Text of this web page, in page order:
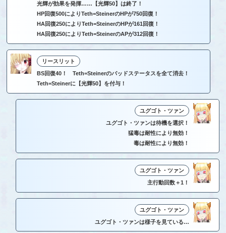
光輝が効果を発揮……【光輝50】は終了！
HP回復500によりTeth=SteinerのHPが750回復！
HA回復250によりTeth=SteinerのHPが161回復！
HA回復250によりTeth=SteinerのAPが312回復！
リースリット
BS回復40！ Teth=Steinerのバッドステータスを全て消去！
Teth=Steinerに【光輝50】を付与！
ユグゴト・ツァン
ユグゴト・ツァンは待機を選択！
猛毒は耐性により無効！
毒は耐性により無効！
ユグゴト・ツァン
主行動回数＋1！
ユグゴト・ツァン
ユグゴト・ツァンは様子を見ている…